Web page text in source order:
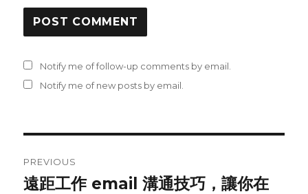
Notify me of follow-up comments by email.
Notify me of new posts by email.
navigation
PREVIOUS
Previous
遠距工作 email 溝通技巧，讓你在